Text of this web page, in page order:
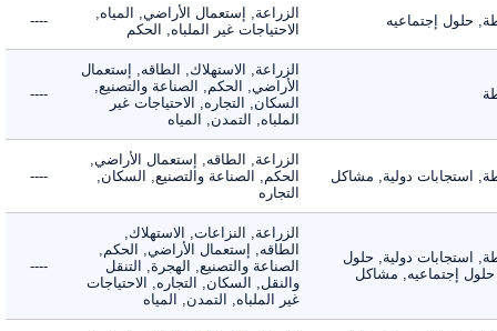
حلول إجتماعيه
الزراعة, إستعمال الأراضي, المياه,
الاحتياجات غير الملباه, الحكم
----
الزراعة, الاستهلاك, الطاقه, إستعمال
الأراضي, الحكم, الصناعة والتصنيع,
السكان, التجاره, الاحتياجات غير
الملباه, التمدن, المياه
----
استجابات دولية, مشاكل
الزراعة, الطاقه, إستعمال الأراضي,
الحكم, الصناعة والتصنيع, السكان,
التجاره
----
استجابات دولية, حلول
إجتماعيه, مشاكل
الزراعة, النزاعات, الاستهلاك,
الطاقه, إستعمال الأراضي, الحكم,
الصناعة والتصنيع, الهجرة, التنقل
والنقل, السكان, التجاره, الاحتياجات
غير الملباه, التمدن, المياه
----